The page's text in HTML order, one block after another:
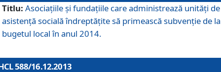
Titlu: Asociaţiile şi fundaţiile care administrează unităţi de
asistenţă socială îndreptăţite să primească subvenţie de la
bugetul local în anul 2014.
588/16.12.2013